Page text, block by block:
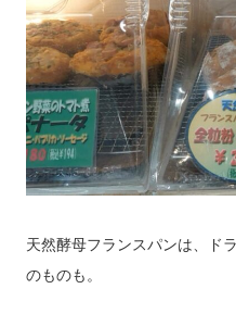
天然酵母フランスパンは、ド
のものも。